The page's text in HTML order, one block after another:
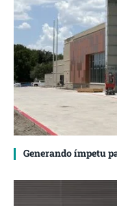
Generando ímpetu